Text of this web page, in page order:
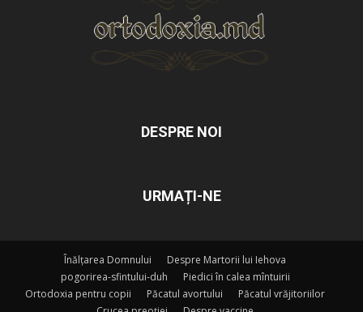
DESPRE NOI
URMAȚI-NE
Înălțarea Domnului
Despre Martorii lui Iehova
pogorirea-sfintului-duh
Piedici în calea mîntuirii
Ortodoxia pentru copii
Păcatul avortului
Păcatul vrăjitoriilor